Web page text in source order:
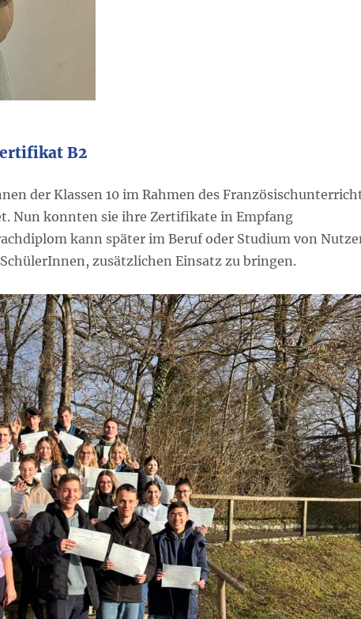
B2
der Klassen 10 im Rahmen des
Nun konnten sie ihre Zertifikate in Empfang
kann später im Beruf oder Studium von
zusätzlichen Einsatz zu bringen.